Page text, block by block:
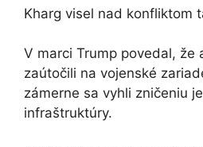
Kharg visel nad konfliktom
V marci Trump povedal, že
zaútočili na vojenské
zámerne sa vyhli zničeniu
infraštruktúry.